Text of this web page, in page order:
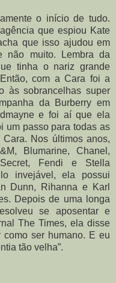
o início de tudo.
que espiou Kate
que isso ajudou em
não muito. Lembra da
tinha o nariz grande
com a Cara foi a
às sobrancelhas super
da Burberry em
e foi aí que ela
um passo para todas as
Nos últimos anos,
Blumarine, Chanel,
Fendi e Stella
invejável, ela possui
Dunn, Rihanna e Karl
Depois de uma longa
se aposentar e
The Times, ela disse
como ser humano. E eu
tão velha”.